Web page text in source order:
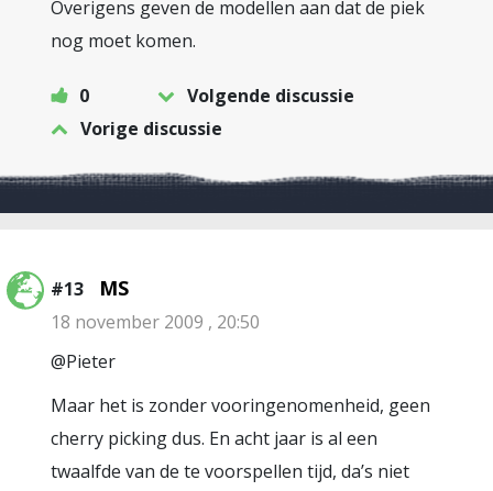
Overigens geven de modellen aan dat de piek
nog moet komen.
0
Volgende discussie
Vorige discussie
#13 MS
18 november 2009 , 20:50
@Pieter
Maar het is zonder vooringenomenheid, geen
cherry picking dus. En acht jaar is al een
twaalfde van de te voorspellen tijd, da’s niet